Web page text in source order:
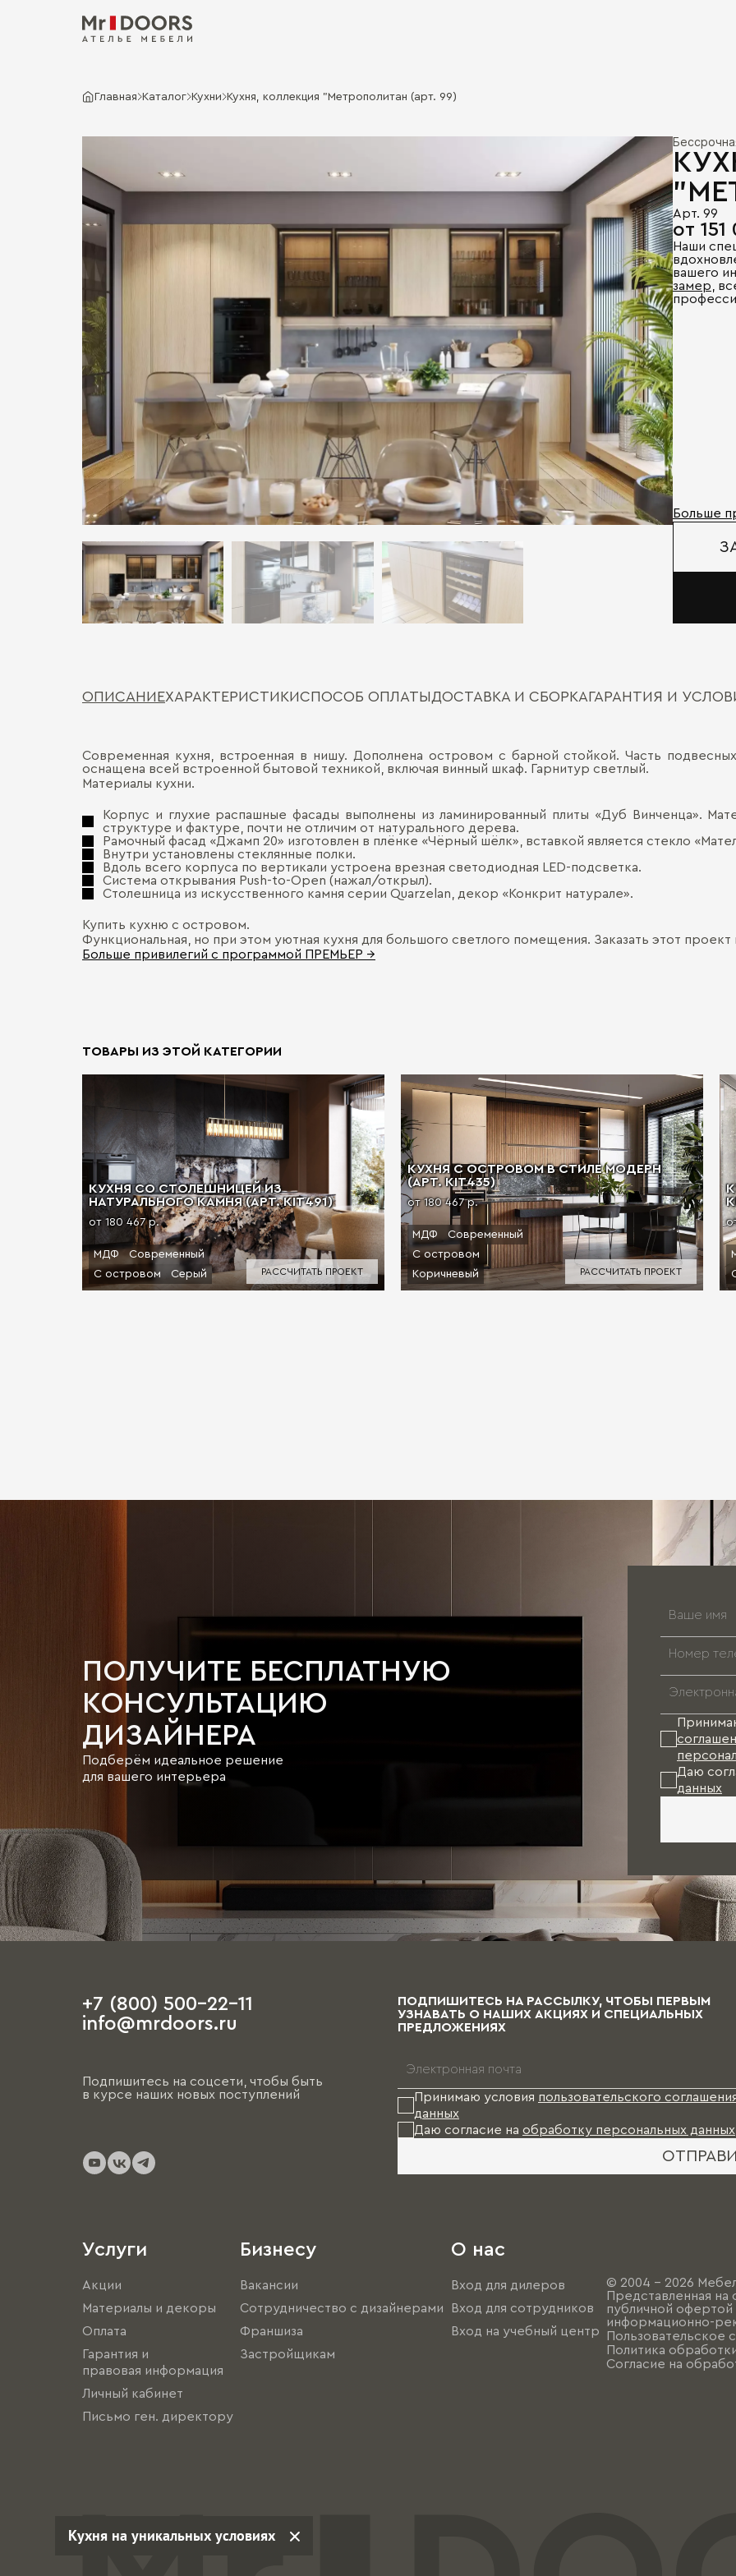
Главная Каталог Кухни Кухня, коллекция "Метрополитан (арт. 99)
Арт. 99
от 151
Наши
вашего
замер ,
Больше
ОПИСАНИЕХАРАКТЕРИСТИКИСПОСОБ ОПЛАТЫДОСТАВКА И СБОРКАГАРАНТИЯ И
Современная кухня, встроенная в нишу. Дополнена островом с барной стойкой. Часть
оснащена всей встроенной бытовой техникой, включая винный шкаф. Гарнитур светлый.
Материалы кухни.
Корпус и глухие распашные фасады выполнены из ламинированный плиты «Дуб Винченца».
структуре и фактуре, почти не отличим от натурального дерева.
Рамочный фасад «Джамп 20» изготовлен в плёнке «Чёрный шёлк», вставкой является стекло
Внутри установлены стеклянные полки.
Вдоль всего корпуса по вертикали устроена врезная светодиодная LED-подсветка.
Система открывания Push-to-Open (нажал/открыл).
Столешница из искусственного камня серии Quarzelan, декор «Конкрит натурале».
Купить кухню с островом.
Функциональная, но при этом уютная кухня для большого светлого помещения. Заказать этот
Больше привилегий с программой ПРЕМЬЕР →
ТОВАРЫ ИЗ ЭТОЙ КАТЕГОРИИ
КУХНЯ СО СТОЛЕШНИЦЕЙ ИЗ
НАТУРАЛЬНОГО КАМНЯ (АРТ. KIT491)
от 180 467 р.
МДФ
Современный
С островом
Серый РАССЧИТАТЬ ПРОЕКТ
КУХНЯ С ОСТРОВОМ В СТИЛЕ МОДЕРН
(АРТ. KIT435)
от 180 467 р.
МДФ
Современный
С островом
Коричневый
РАССЧИТАТЬ ПРОЕКТ
ПОЛУЧИТЕ БЕСПЛАТНУЮ
КОНСУЛЬТАЦИЮ
ДИЗАЙНЕРА
Подберём идеальное решение
для вашего интерьера
Даю
данных
+7 (800) 500-22-11
info@mrdoors.ru
Подпишитесь на соцсети, чтобы быть
в курсе наших новых поступлений
ПОДПИШИТЕСЬ НА РАССЫЛКУ, ЧТОБЫ ПЕРВЫМ
УЗНАВАТЬ О НАШИХ АКЦИЯХ И СПЕЦИАЛЬНЫХ
ПРЕДЛОЖЕНИЯХ
Принимаю условия пользовательского
данных
Даю согласие на обработку персональных данных
Услуги
Акции
Материалы и декоры
Оплата
Гарантия и
правовая информация
Личный кабинет
Письмо ген. директору
Бизнесу
Вакансии
Сотрудничество с дизайнерами
Франшиза
Застройщикам
О нас
Вход для дилеров
Вход для сотрудников
Вход на учебный центр
© 2004 - 2026
Представленная на
публичной офертой
информационно-
Пользовательское
Политика
Согласие на
Кухня на уникальных условиях